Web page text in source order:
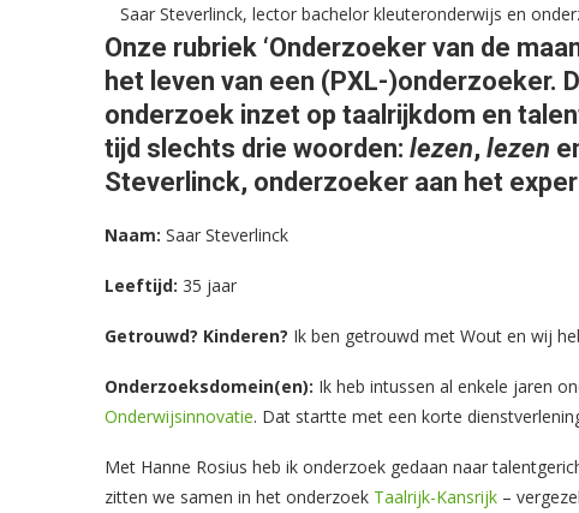
Saar Steverlinck, lector bachelor kleuteronderwijs en
Onze rubriek ‘Onderzoeker van de
het leven van een (PXL-)onderzoeker.
onderzoek inzet op taalrijkdom en
tijd slechts drie woorden: lezen, lezen
Steverlinck, onderzoeker aan het
Naam: Saar Steverlinck
Leeftijd: 35 jaar
Getrouwd? Kinderen? Ik ben getrouwd met Wout en wij
Onderzoeksdomein(en): Ik heb intussen al enkele jaren
Onderwijsinnovatie. Dat startte met een korte
Met Hanne Rosius heb ik onderzoek gedaan naar
zitten we samen in het onderzoek Taalrijk-Kansrijk –